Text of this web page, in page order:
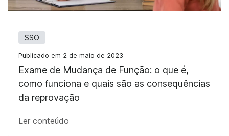
SSO
Publicado em 2 de maio de 2023
Exame de Mudança de Função: o que é,
como funciona e quais são as consequências
da reprovação
Ler conteúdo